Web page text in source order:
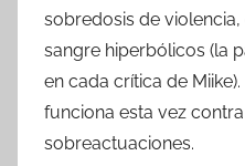
sobredosis de
sangre hiperbólicos (la
en cada crítica de
funciona esta vez
sobreactuaciones.